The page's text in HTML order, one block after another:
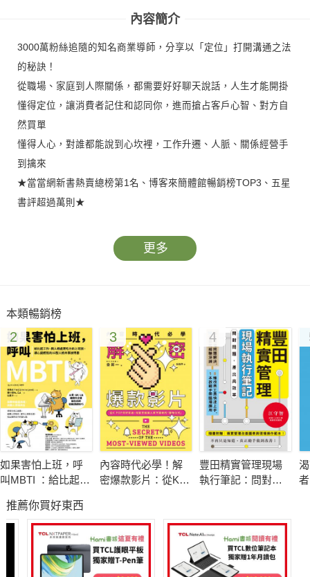
內容簡介
3000萬粉絲追隨的知名商業導師，分享以「定位」打開溝通之法
的秘訣！
從職場、家庭到人際關係，都需要好好聊天說話，人生才能開掛
懂得定位，讓消費者記住和認同你，進而搶占客戶心智、對方自
然買單
懂得人心，對誰都能說到心坎裡，工作升遷、人脈、關係經營手
到擒來
★當當網新書熱賣總榜第1名、博客來簡體館暢銷榜TOP3、五星
書評超過萬則★
在賺錢越來越難的時代，需要「定位」這把成功之鑰，為你開啟
財富之門、在商戰中殺出血路！本書作者顧均輝是擁有千萬粉
認知大於事實、強化事實，甚至用認知創造事實，以及身軟嘴暖
地經營人脈和人際關係，只要讀透定位&溝通的底層邏輯，沒有
你搞不定的人！
●跟消費者好好聊天，你才能被市場喜歡
●跟老闆好好聊天，你才能在職場更快升遷
●跟親人好好聊天，你的家庭關係才會和諧
●跟自己好好聊天，人生路上得以行穩致遠
費者心智
從饑餓經濟時代走向飽和經濟的現今，大多數產業都面臨三大困
境：產品不再稀缺、資訊不再匱乏、產品的選擇權全取決於消費
者，如何抓住消費者的心？讓他們選你而不選對手？顧老師這麼
更多
本類暢銷榜
2
如果害怕上班，呼
叫MBTI ：給比起工
力的上班族，讓心
變輕鬆的16型人格
共事說明書
3
內容時代必學！解
密爆款影片：從K-
眼的「趣味公式」
4
豐田精實管理現場
執行筆記：問對問
推薦你買好東西